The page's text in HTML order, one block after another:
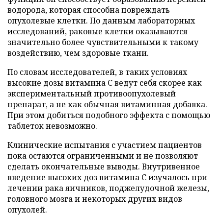
водорода, которая способна повреждать
опухолевые клетки. По данным лабораторных
исследований, раковые клетки оказываются
значительно более чувствительными к такому
воздействию, чем здоровые ткани.
По словам исследователей, в таких условиях
высокие дозы витамина C ведут себя скорее как
экспериментальный противоопухолевый
препарат, а не как обычная витаминная добавка.
При этом добиться подобного эффекта с помощью
таблеток невозможно.
Клинические испытания с участием пациентов
пока остаются ограниченными и не позволяют
сделать окончательные выводы. Внутривенное
введение высоких доз витамина C изучалось при
лечении рака яичников, поджелудочной железы,
головного мозга и некоторых других видов
опухолей.